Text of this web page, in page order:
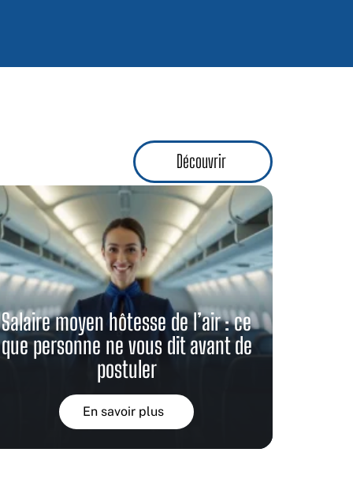
Découvrir
Salaire moyen hôtesse de l’air : ce
que personne ne vous dit avant de
postuler
En savoir plus